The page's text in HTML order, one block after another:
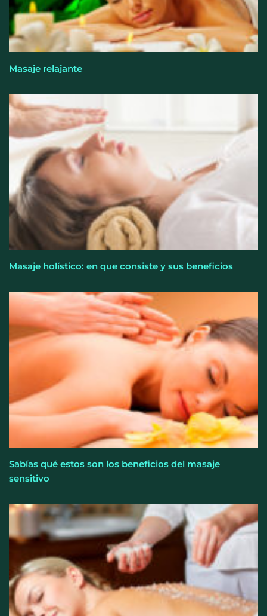
expertas
¿Cómo sacar el máximo partido a un ático con
reformas estructurales?
Masaje relajante
Masaje holístico: en que consiste y sus beneficios
Sabías qué estos son los beneficios del masaje
sensitivo